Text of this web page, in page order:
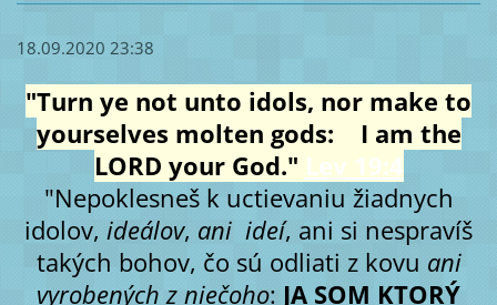
18.09.2020 23:38
"Turn ye not unto idols, nor make to
yourselves molten gods: I am the
LORD your God." Lev 19:4
"Nepoklesneš k uctievaniu žiadnych
idolov, ideálov, ani ideí, ani si nespravíš
takých bohov, čo sú odliati z kovu ani
vyrobených z niečoho: JA SOM KTORÝ